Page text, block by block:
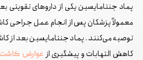
پماد جنتامایسین یکی از داروهای تقویتی
معمولاً پزشکان پس از انجام عمل جراحی
توصیه می‌کنند. پماد جنتامایسین بعد از
کاهش التهابات و پیشگیری از عوارض کاشت